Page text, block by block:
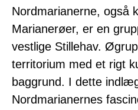
Nordmarianerne, også
Marianerøer, er en
vestlige Stillehav.
territorium med et rigt
baggrund. I dette
Nordmarianernes